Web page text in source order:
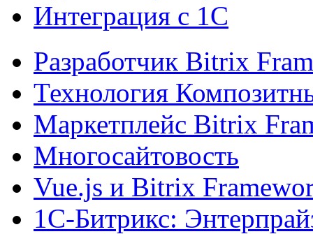
Интеграция с 1С
Разработчик Bitrix
Технология
Маркетплейс Bitrix
Многосайтовость
Vue.js и Bitrix
1С-Битрикс: